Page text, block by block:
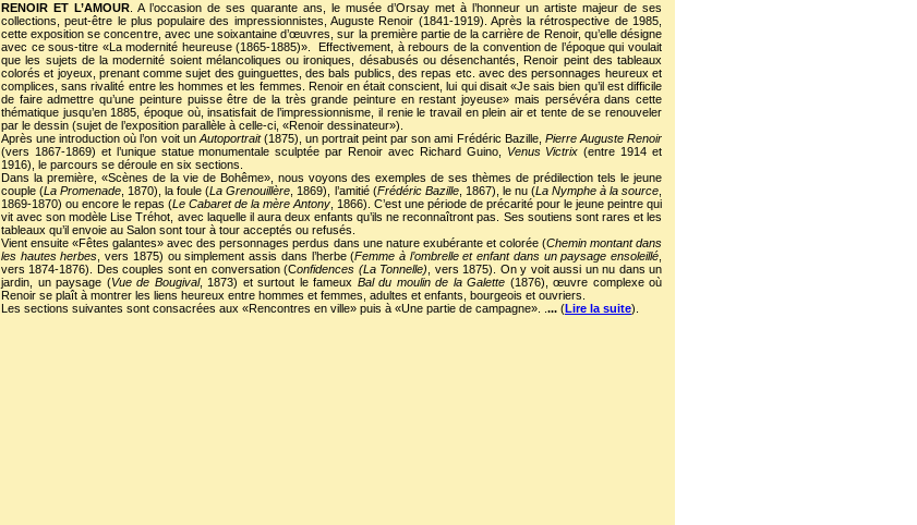
RENOIR ET L’AMOUR . A l’occasion de ses quarante ans, le musée d’Orsay met à l’honneur un artiste majeur de ses
collections, peut-être le plus populaire des impressionnistes, Auguste Renoir (1841-1919). Après la rétrospective de 1985,
cette exposition se concentre, avec une soixantaine d’œuvres, sur la première partie de la carrière de Renoir, qu’elle désigne
avec ce sous-titre «La modernité heureuse (1865-1885)». Effectivement, à rebours de la convention de l’époque qui voulait
que les sujets de la modernité soient mélancoliques ou ironiques, désabusés ou désenchantés, Renoir peint des tableaux
colorés et joyeux, prenant comme sujet des guinguettes, des bals publics, des repas etc. avec des personnages heureux et
complices, sans rivalité entre les hommes et les femmes. Renoir en était conscient, lui qui disait «Je sais bien qu’il est difficile
de faire admettre qu’une peinture puisse être de la très grande peinture en restant joyeuse» mais persévéra dans cette
thématique jusqu’en 1885, époque où, insatisfait de l’impressionnisme, il renie le travail en plein air et tente de se renouveler
par le dessin (sujet de l’exposition parallèle à celle-ci, «Renoir dessinateur»).
Après une introduction où l’on voit un Autoportrait(1875), un portrait peint par son ami Frédéric Bazille, Pierre Auguste Renoir
(vers 1867-1869) et l’unique statue monumentale sculptée par Renoir avec Richard Guino,
Venus Victrix (entre 1914 et
1916), le parcours se déroule en six sections.
Dans la première, «Scènes de la vie de Bohême», nous voyons des exemples de ses thèmes de prédilection tels le jeune
couple (La Promenade , 1870), la foule (La Grenouillère , 1869), l’amitié (Frédéric Bazille, 1867), le nu (La Nymphe à la source
1869-1870) ou encore le repas (Le Cabaret de la mère Antony , 1866). C’est une période de précarité pour le jeune peintre qui
vit avec son modèle Lise Tréhot, avec laquelle il aura deux enfants qu’ils ne reconnaîtront pas. Ses soutiens sont rares et les
tableaux qu’il envoie au Salon sont tour à tour acceptés ou refusés.
Vient ensuite «Fêtes galantes» avec des personnages perdus dans une nature exubérante et colorée (Chemin montant dans
les hautes herbes , vers 1875) ou simplement assis dans l’herbe (Femme à l’ombrelle et enfant dans un paysage ensoleillé
vers 1874-1876). Des couples sont en conversation (Confidences (La Tonnelle)
, vers 1875). On y voit aussi un nu dans un
jardin, un paysage (Vue de Bougival, 1873) et surtout le fameux Bal du moulin de la Galette (1876), œuvre complexe où
Renoir se plaît à montrer les liens heureux entre hommes et femmes, adultes et enfants, bourgeois et ouvriers.
Les sections suivantes sont consacrées aux «Rencontres en ville» puis à «Une partie de campagne». . ... (Lire la suite).